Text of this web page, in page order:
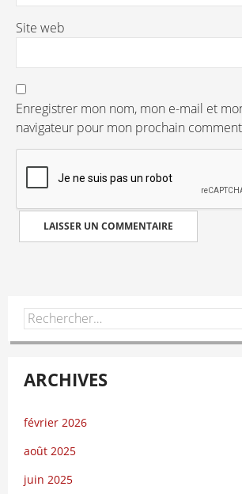
Site web
Enregistrer mon nom, mon e-mail et
navigateur pour mon prochain
Rechercher :
ARCHIVES
février 2026
août 2025
juin 2025